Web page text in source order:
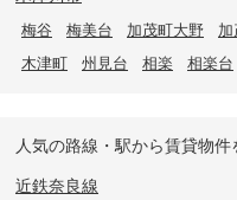
梅谷 梅美台 加茂町大野
木津町
州見台 相楽 相楽台
人気の路線・駅から賃貸物件
近鉄奈良線